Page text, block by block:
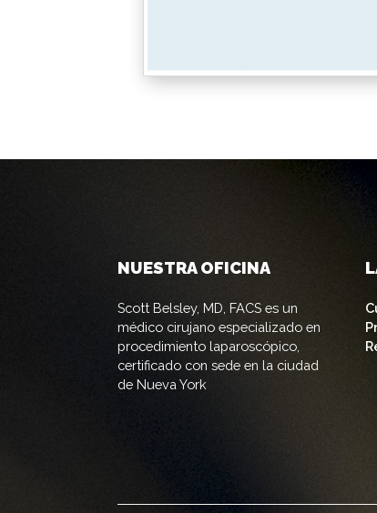
NUESTRA OFICINA
Scott Belsley, MD, FACS es un
médico cirujano especializado en
procedimiento laparoscópico,
certificado con sede en la ciudad
de Nueva York